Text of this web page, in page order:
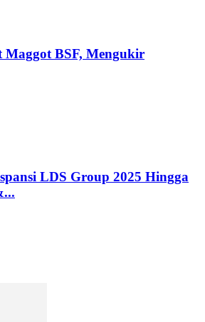
Maggot BSF, Mengukir
LDS Group 2025 Hingga